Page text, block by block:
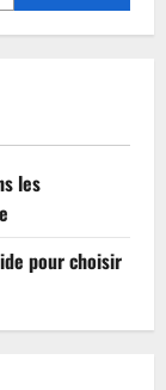
les
pour choisir